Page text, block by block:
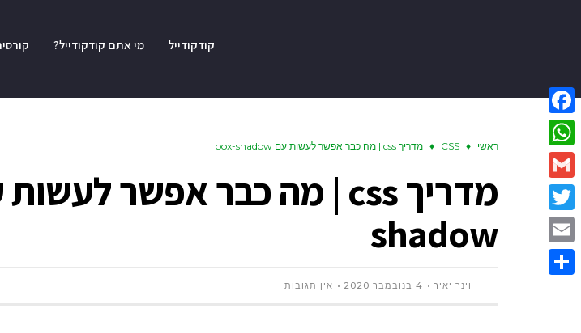
קודקודייל מי אתם קודקודייל?
ראשי ♦
CSS
♦ מדריך css | מה כבר אפשר לעשות עם box-shadow
shadow
וינר יאיר 4 בנובמבר 2020 אין תגובות
Facebook
WhatsApp
Gmail
Twitter
Email